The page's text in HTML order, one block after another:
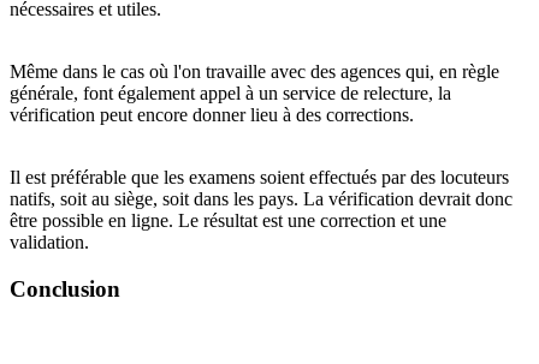
nécessaires et utiles.
Même dans le cas où l'on travaille avec des agences qui, en règle
générale, font également appel à un service de relecture, la
vérification peut encore donner lieu à des corrections.
Il est préférable que les examens soient effectués par des locuteurs
natifs, soit au siège, soit dans les pays. La vérification devrait donc
être possible en ligne. Le résultat est une correction et une
validation.
Conclusion